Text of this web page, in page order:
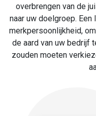
overbrengen van de
naar uw doelgroep.
merkpersoonlijkheid,
de aard van uw bedrijf
zouden moeten